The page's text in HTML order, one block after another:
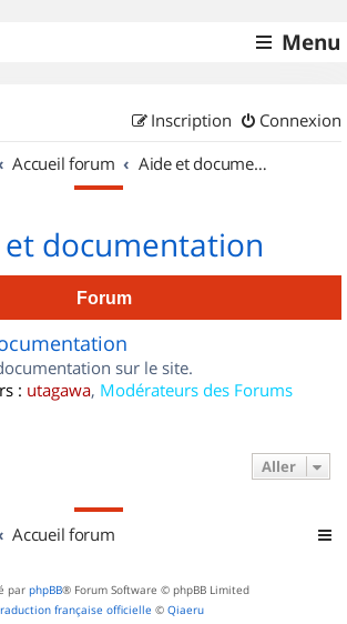
Menu
Connexion
Inscription
Accueil forum Aide et documentation
documentation
Forum
sur le site.
: utagawa, Modérateurs des Forums
Aller
Accueil forum
par phpBB® Forum Software © phpBB Limited
française officielle © Qiaeru